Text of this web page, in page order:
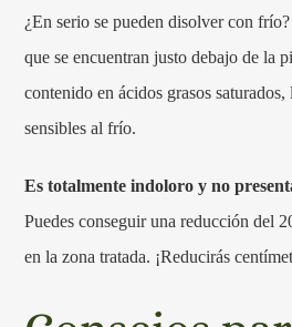
¿En serio se pueden disolver con
que se encuentran justo debajo de la
contenido en ácidos grasos
sensibles al frío.
Es totalmente indoloro y no
Puedes conseguir una reducción del
en la zona tratada. ¡Reducirás